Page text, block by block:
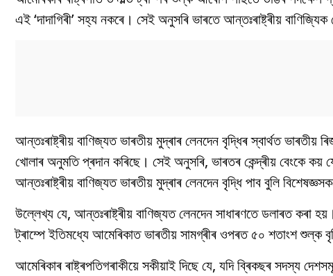
এই ‘দাদাগিৰী’ সহ্য নকৰে। সেই অনুসৰি ভাৰতে আন্তঃৰাষ্ট্ৰীয়
আন্তঃৰাষ্ট্ৰীয় বাণিজ্যত ভাৰতীয় মুদ্ৰাৰ লেনদেন বৃদ্ধিৰ স্বাৰ্থত ভাৰতীয়
খোলাৰ অনুমতি প্ৰদান কৰিছে। সেই অনুসৰি, ভাৰতৰ কেন্দ্ৰীয় বেংকে
আন্তঃৰাষ্ট্ৰীয় বাণিজ্যত ভাৰতীয় মুদ্ৰাৰ লেনদেন বৃদ্ধি পাব বুলি
উল্লেখ্য যে, আন্তঃৰাষ্ট্ৰীয় বাণিজ্যত লেনদেন সাধাৰণতে ডলাৰত কৰা
ট্ৰাম্পে ইতিমধ্যে আমেৰিকাত ভাৰতীয় সামগ্ৰীৰ ওপৰত ৫০ শতাংশ শুল্ক
আমেৰিকাৰ ৰাষ্ট্ৰপতিগৰাকীয়ে সকীয়াই দিছে যে, যদি ব্ৰিকছৰ সদস্য